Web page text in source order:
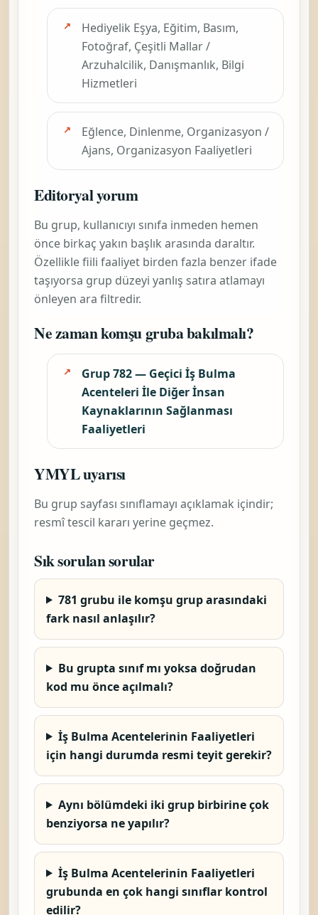
Hediyelik Eşya, Eğitim, Basım,
Fotoğraf, Çeşitli Mallar /
Arzuhalcilik, Danışmanlık, Bilgi
Hizmetleri
Eğlence, Dinlenme, Organizasyon /
Ajans, Organizasyon Faaliyetleri
Editoryal yorum
Bu grup, kullanıcıyı sınıfa inmeden hemen
önce birkaç yakın başlık arasında daraltır.
Özellikle fiili faaliyet birden fazla benzer ifade
taşıyorsa grup düzeyi yanlış satıra atlamayı
önleyen ara filtredir.
Ne zaman komşu gruba bakılmalı?
Grup 782 — Geçici İş Bulma
Acenteleri İle Diğer İnsan
Kaynaklarının Sağlanması
Faaliyetleri
YMYL uyarısı
Bu grup sayfası sınıflamayı açıklamak içindir;
resmî tescil kararı yerine geçmez.
Sık sorulan sorular
781 grubu ile komşu grup arasındaki
fark nasıl anlaşılır?
Bu grupta sınıf mı yoksa doğrudan
kod mu önce açılmalı?
İş Bulma Acentelerinin Faaliyetleri
için hangi durumda resmi teyit gerekir?
Aynı bölümdeki iki grup birbirine çok
benziyorsa ne yapılır?
İş Bulma Acentelerinin Faaliyetleri
grubunda en çok hangi sınıflar kontrol
edilir?